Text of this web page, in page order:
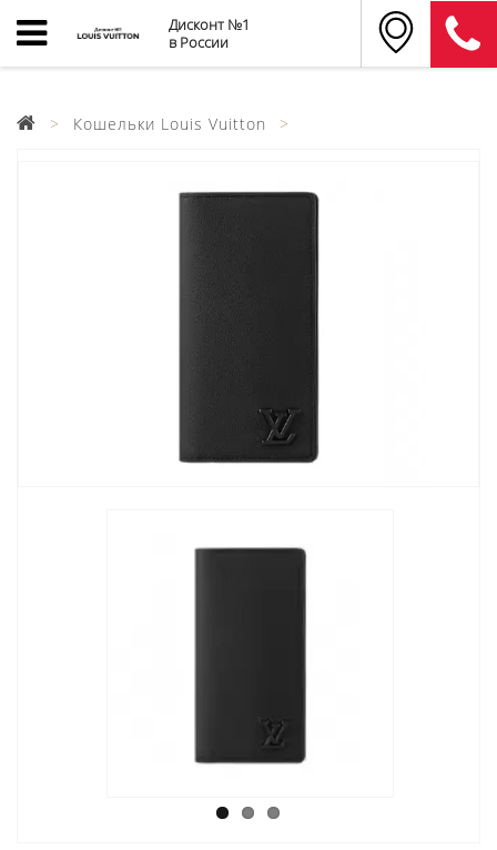
Дисконт №1
в России
Кошельки Louis Vuitton